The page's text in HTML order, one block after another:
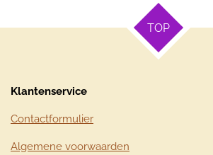
TOP
Klantenservice
Contactformulier
Algemene voorwaarden